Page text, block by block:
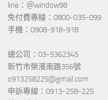
line：＠window98
免付費專線：0800-035-099
手機：0908-918-918
總公司：03-5362345
新竹市榮濱南路356號
o913258225@gmail.com
申訴專線：0913-258-225